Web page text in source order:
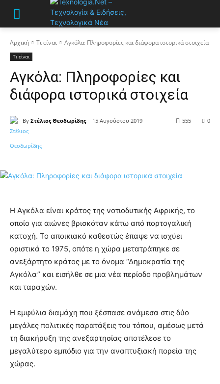
Αρχική Τι είναι Αγκόλα: Πληροφορίες και διάφορα ιστορικά στοιχεία
Τι είναι
Αγκόλα: Πληροφορίες και
διάφορα ιστορικά στοιχεία
By Στέλιος Θεοδωρίδης 15 Αυγούστου 2019 0
555
Η Αγκόλα είναι κράτος της νοτιοδυτικής Αφρικής, το
οποίο για αιώνες βρισκόταν κάτω από πορτογαλική
κατοχή. Το αποικιακό καθεστώς έπαψε να ισχύει
οριστικά το 1975, οπότε η χώρα μετατράπηκε σε
ανεξάρτητο κράτος με το όνομα “Δημοκρατία της
Αγκόλα” και εισήλθε σε μια νέα περίοδο προβλημάτων
και ταραχών.
Η εμφύλια διαμάχη που ξέσπασε ανάμεσα στις δύο
μεγάλες πολιτικές παρατάξεις του τόπου, αμέσως μετά
τη διακήρυξη της ανεξαρτησίας αποτέλεσε το
μεγαλύτερο εμπόδιο για την αναπτυξιακή πορεία της
χώρας.